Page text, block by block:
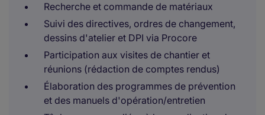
Recherche et commande de matériaux
Suivi des directives, ordres de changement,
dessins d'atelier et DPI via Procore
Participation aux visites de chantier et
réunions (rédaction de comptes rendus)
Élaboration des programmes de prévention
et des manuels d'opération/entretien